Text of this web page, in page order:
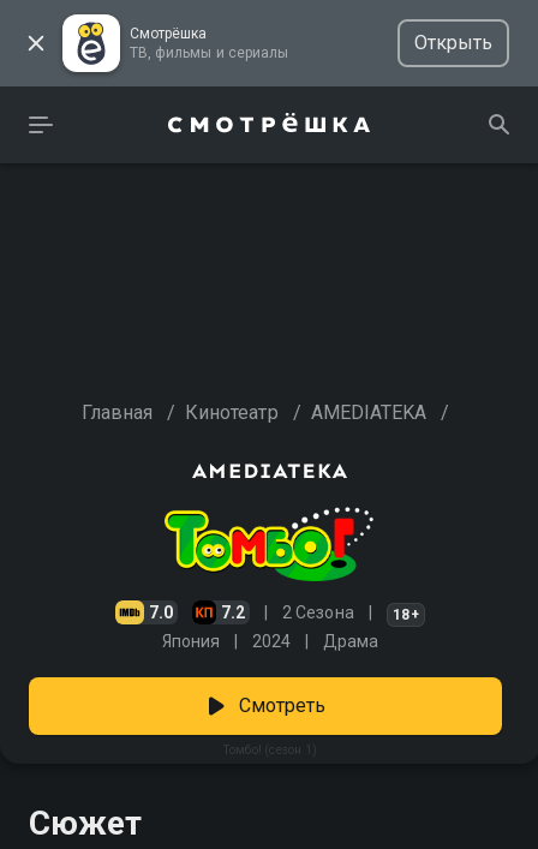
Смотрёшка
ТВ, фильмы и сериалы
Открыть
Главная / Кинотеатр / AMEDIATEKA /
7.0 7.2 2 Сезона 18+
Япония 2024 Драма
Томбо! (сезон 1)
Смотреть
Сюжет